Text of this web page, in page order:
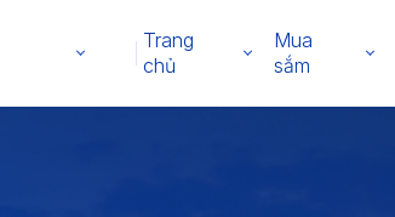
Trang
chủ
Mua
sắm